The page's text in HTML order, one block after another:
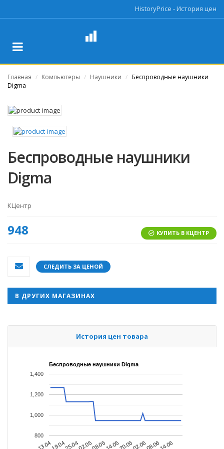
HistoryPrice - История цен
Главная / Компьютеры / Наушники / Беспроводные наушники
Digma
Беспроводные наушники
Digma
КЦентр
948 КУПИТЬ В КЦЕНТР
СЛЕДИТЬ ЗА ЦЕНОЙ
В ДРУГИХ МАГАЗИНАХ
История цен товара
Беспроводные наушники Digma
13.0419.0425.0402.0508.0514.0520.0502.0608.0614.06
800
1,000
1,200
1,400